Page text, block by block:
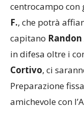
centrocampo
F., che potrà
capitano Randon
in difesa oltre i
Cortivo, ci
Preparazione
amichevole con